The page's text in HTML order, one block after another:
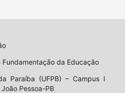
da Educação
Paraíba (UFPB) – Campus I
Pessoa-PB